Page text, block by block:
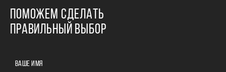
ПОМОЖЕМ СДЕЛАТЬ
ПРАВИЛЬНЫЙ ВЫБОР
ВАШЕ ИМЯ